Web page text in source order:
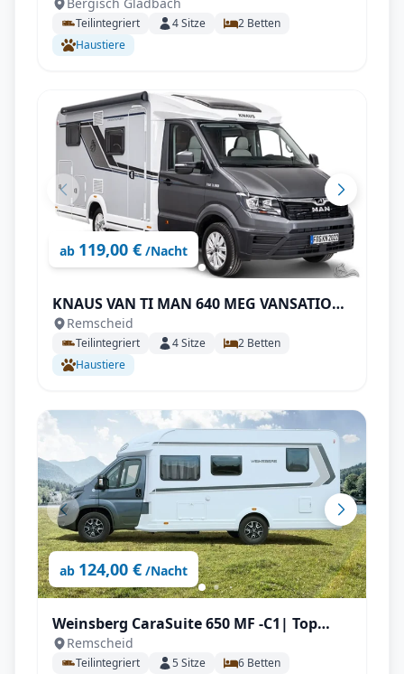
2Personen
Teilintegriert 4Sitze 2 Betten
Haustiere
ab 119,00 € /Nacht
KNAUS VAN TI MAN 640 MEG VANSATION|
Top Ausstattung: Klimaanlange,
Markise, Navigation, Rückfahrkamera,
SAT & TV uvm.
Remscheid
Teilintegriert 4Sitze 2 Betten
Haustiere
ab 124,00 € /Nacht
Weinsberg CaraSuite 650 MF -C1| Top
Ausstattung: Aufgelastet, Automatik,
Klimaanlage, Markise, Navigation,
Remscheid
Teilintegriert 5Sitze 6 Betten